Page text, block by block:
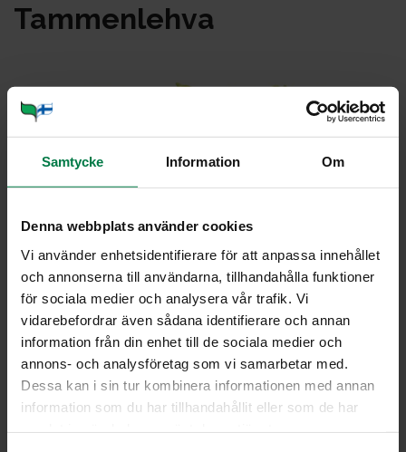
Samtycke Information Om
Denna webbplats använder cookies
Vi använder enhetsidentifierare för att anpassa innehållet
och annonserna till användarna, tillhandahålla funktioner
för sociala medier och analysera vår trafik. Vi
vidarebefordrar även sådana identifierare och annan
information från din enhet till de sociala medier och
annons- och analysföretag som vi samarbetar med.
Dessa kan i sin tur kombinera informationen med annan
information som du har tillhandahållit eller som de har
Tam­men­leh­va